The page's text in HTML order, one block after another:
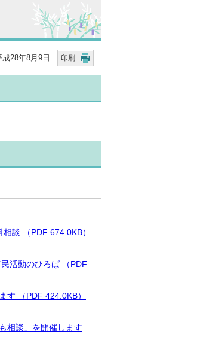
28年8月9日 印刷
談 （PDF 674.0KB）
活動のひろば （PDF
（PDF 424.0KB）
相談」を開催します